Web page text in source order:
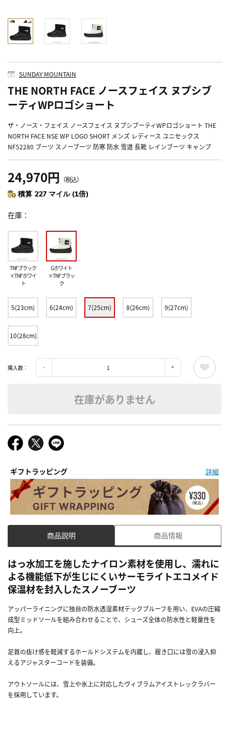
SUNDAY MOUNTAIN
THE NORTH FACE ノースフェイス ヌプシブ
ーティWPロゴショート
ザ・ノース・フェイス ノースフェイス ヌプシブーティWPロゴショート THE
NORTH FACE NSE WP LOGO SHORT メンズ レディース ユニセックス
NF52280 ブーツ スノーブーツ 防寒 防水 雪道 長靴 レインブーツ キャンプ
24,970円 （税込）
積算 227 マイル (1倍)
在庫
TNFブラック
×TNFホワイ
ト
Gホワイト
×TNFブラッ
ク
5(23cm) 6(24cm) 7(25cm) 8(26cm) 9(27cm)
10(28cm)
購入数：
在庫がありません
ギフトラッピング 詳細
商品説明 商品情報
はっ水加工を施したナイロン素材を使用し、濡れに
よる機能低下が生じにくいサーモライトエコメイド
保温材を封入したスノーブーツ
アッパーライニングに独自の防水透湿素材テックプルーフを用い、EVAの圧縮
成型ミッドソールを組み合わせることで、シューズ全体の防水性と軽量性を
向上。
足首の抜け感を軽減するホールドシステムを内蔵し、履き口には雪の浸入抑
えるアジャスターコードを装備。
アウトソールには、雪上や氷上に対応したヴィブラムアイストレックラバー
を採用しています。